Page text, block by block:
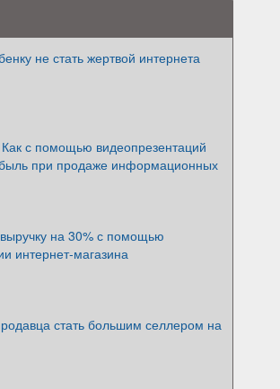
не стать жертвой интернета
с помощью видеопрезентаций
при продаже информационных
выручку на 30% с помощью
интернет-магазина
стать большим селлером на